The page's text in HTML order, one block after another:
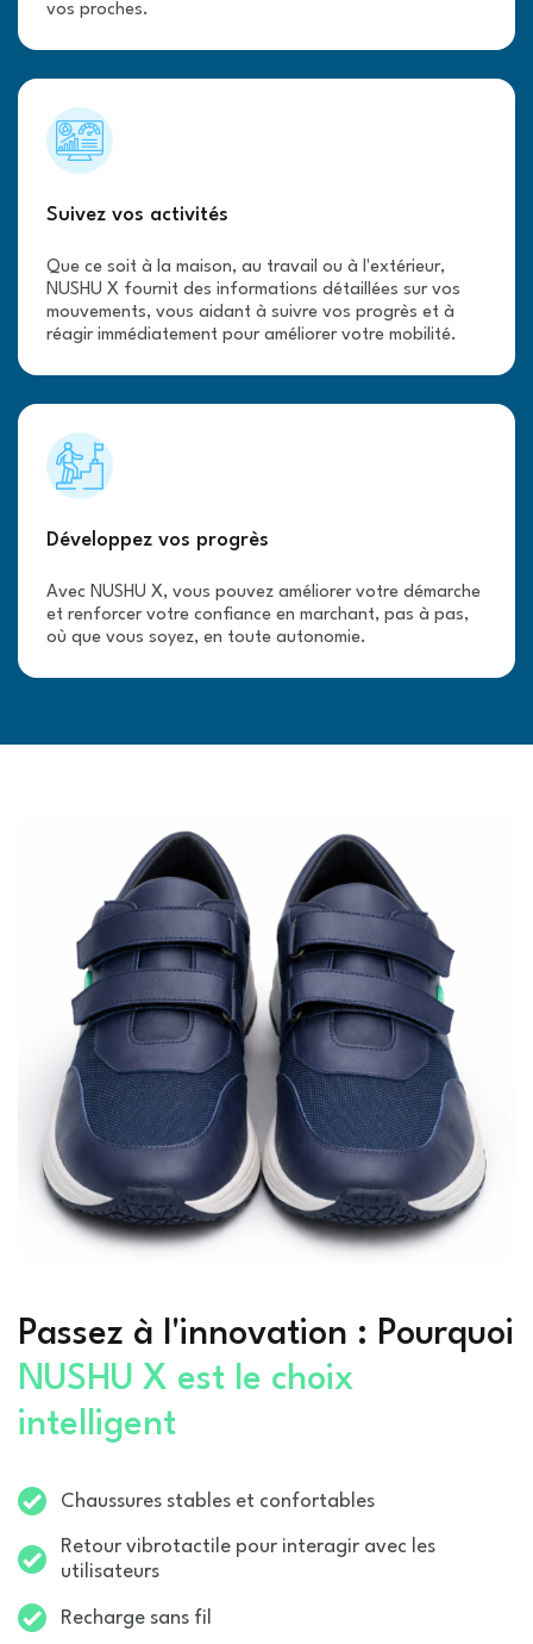
vos proches.
Suivez vos activités
Que ce soit à la maison, au travail ou à l'extérieur,
NUSHU X fournit des informations détaillées sur vos
mouvements, vous aidant à suivre vos progrès et à
réagir immédiatement pour améliorer votre mobilité.
Développez vos progrès
Avec NUSHU X, vous pouvez améliorer votre démarche
et renforcer votre confiance en marchant, pas à pas,
où que vous soyez, en toute autonomie.
Passez à l'innovation : Pourquoi
NUSHU X est le choix
intelligent
Chaussures stables et confortables
Retour vibrotactile pour interagir avec les
utilisateurs
Recharge sans fil